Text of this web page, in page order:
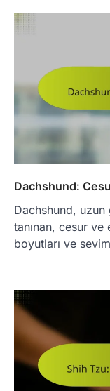
Dachshund:
Dachshund, uzun
tanınan, cesur ve
boyutları ve